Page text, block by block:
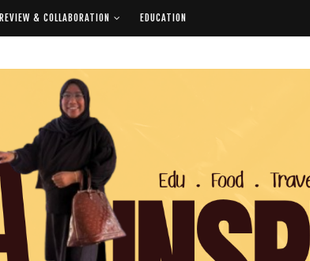
REVIEW & COLLABORATION EDUCATION